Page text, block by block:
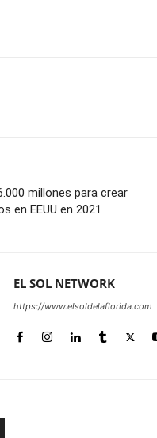
millones para crear
en EEUU en 2021
EL SOL NETWORK
https://www.elsoldelaflorida.com